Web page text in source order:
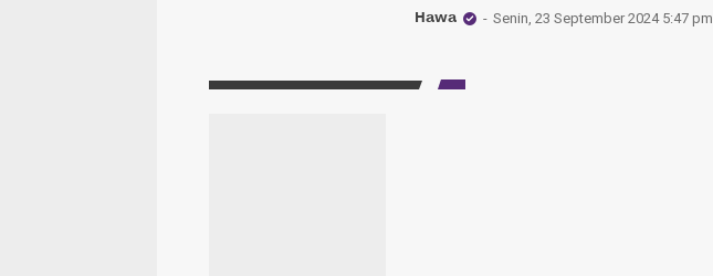
Hawa Senin, 23 September 2024 5:47 pm